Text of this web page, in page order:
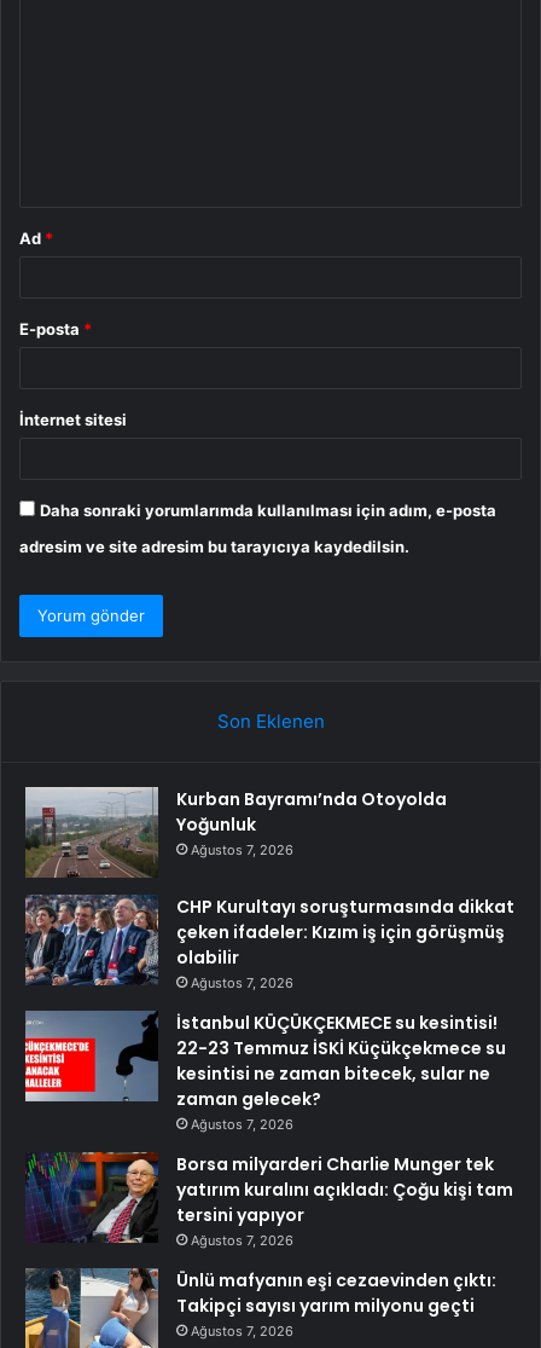
Ad *
E-posta *
İnternet sitesi
Daha sonraki yorumlarımda kullanılması için adım, e-posta
adresim ve site adresim bu tarayıcıya kaydedilsin.
Son Eklenen
Kurban Bayramı’nda Otoyolda
Yoğunluk
Ağustos 7, 2026
CHP Kurultayı soruşturmasında dikkat
çeken ifadeler: Kızım iş için görüşmüş
olabilir
Ağustos 7, 2026
İstanbul KÜÇÜKÇEKMECE su kesintisi!
22-23 Temmuz İSKİ Küçükçekmece su
kesintisi ne zaman bitecek, sular ne
zaman gelecek?
Ağustos 7, 2026
Borsa milyarderi Charlie Munger tek
yatırım kuralını açıkladı: Çoğu kişi tam
tersini yapıyor
Ağustos 7, 2026
Ünlü mafyanın eşi cezaevinden çıktı:
Takipçi sayısı yarım milyonu geçti
Ağustos 7, 2026